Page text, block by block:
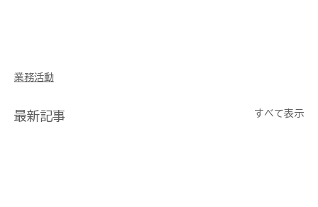
業務活動
最新記事 すべて表示